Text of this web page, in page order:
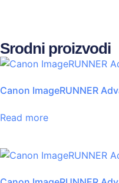
Srodni proizvodi
Canon ImageRUNNER
Read more